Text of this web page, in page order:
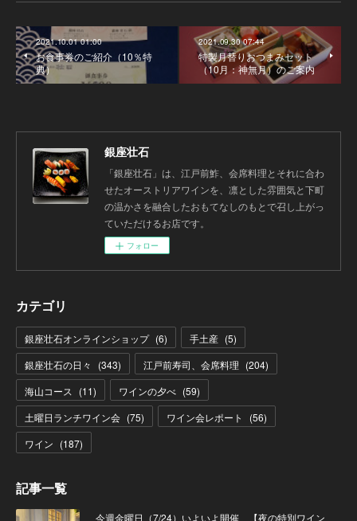
2021.10.01 01:00
お食事券のご紹介（10％特
典）
2021.09.30 07:44
特製月替りおつまみセット
（10月：神無月）のご案内
銀座壮石
「銀座壮石」は、江戸前鮓、会席料理とそれに合わ
せたオーストリアワインを、凛とした雰囲気と下町
の温かさを融合したおもてなしのもとで召し上がっ
ていただけるお店です。
フォロー
カテゴリ
銀座壮石オンラインショップ (6) 手土産 (5)
銀座壮石の日々
(343) 江戸前寿司、会席料理 (204)
海山コース
(11) ワインの夕べ (59)
土曜日ランチワイン会 (75) ワイン会レポート (56)
ワイン (187)
記事一覧
今週金曜日（7/24）いよいよ開催 【夜の特別ワイン